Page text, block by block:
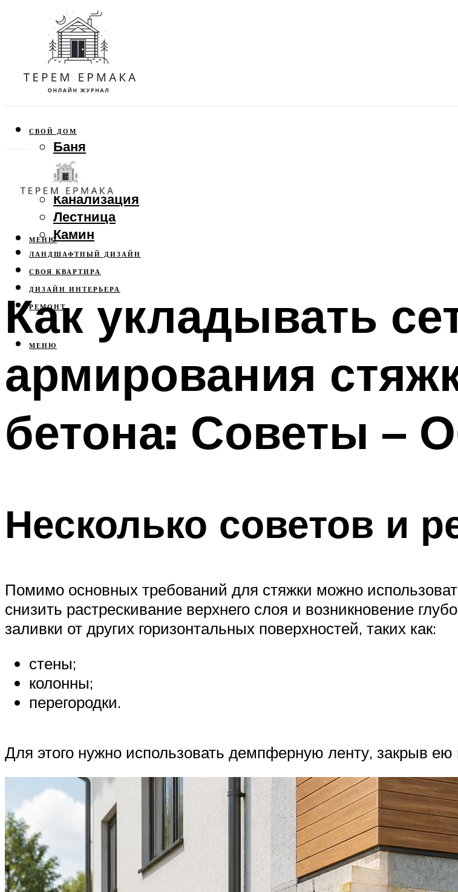
СВОЙ ДОМ
Баня
Веранда
Забор
Канализация
Лестница
Камин
ЛАНДШАФТНЫЙ ДИЗАЙН
СВОЯ КВАРТИРА
ДИЗАЙН ИНТЕРЬЕРА
РЕМОНТ
МЕНЮ
МЕНЮ
Как укладывать
армирования
бетона: Советы –
Несколько советов и
Помимо основных требований для стяжки можно
снизить растрескивание верхнего слоя и возникновение
заливки от других горизонтальных поверхностей, таких как:
стены;
колонны;
перегородки.
Для этого нужно использовать демпферную ленту, закрыв ею